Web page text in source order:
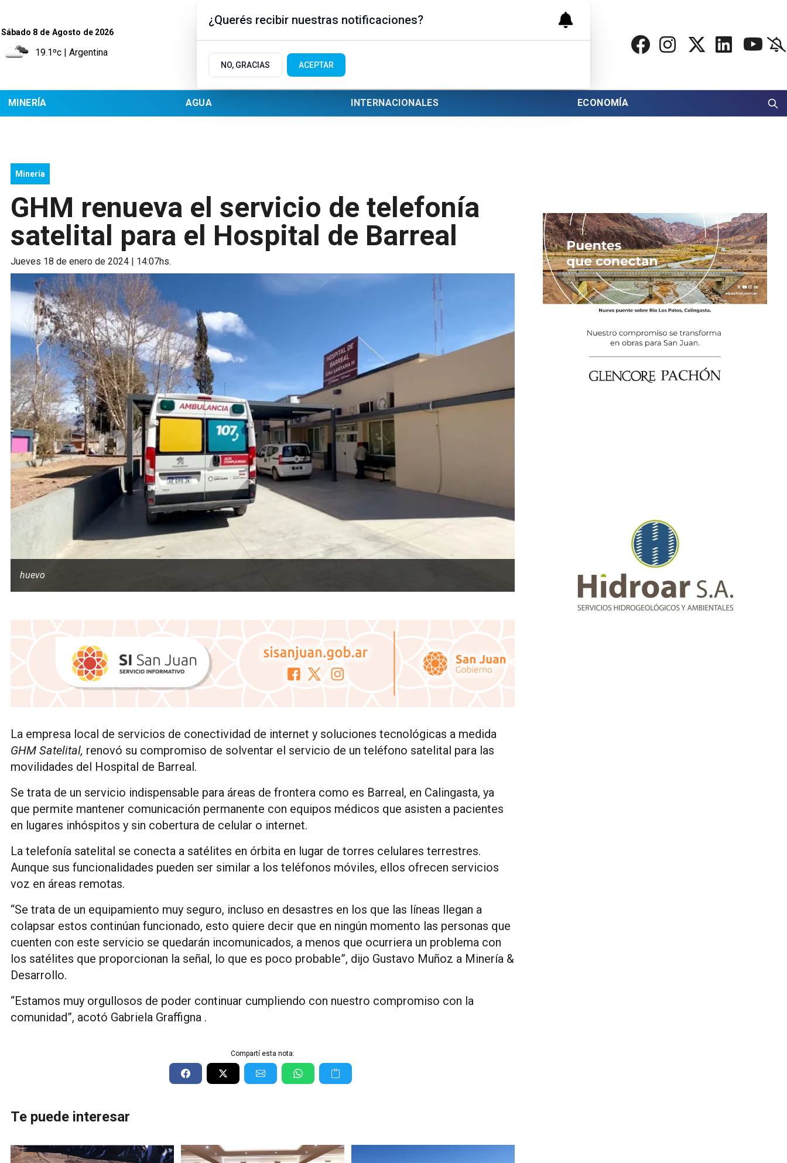
Sábado 8 de Agosto de 2026
19.1ºc | Argentina
MINERÍA AGUA INTERNACIONALES ECONOMÍA
Minería
GHM renueva el servicio de telefonía
satelital para el Hospital de Barreal
jueves 18 de enero de 2024 | 14:07hs.
huevo
La empresa local de servicios de conectividad de internet y soluciones tecnológicas a medida
GHM Satelital, renovó su compromiso de solventar el servicio de un teléfono satelital para las
movilidades del Hospital de Barreal.
Se trata de un servicio indispensable para áreas de frontera como es Barreal, en Calingasta, ya
que permite mantener comunicación permanente con equipos médicos que asisten a pacientes
en lugares inhóspitos y sin cobertura de celular o internet.
La telefonía satelital se conecta a satélites en órbita en lugar de torres celulares terrestres.
Aunque sus funcionalidades pueden ser similar a los teléfonos móviles, ellos ofrecen servicios
voz en áreas remotas.
“Se trata de un equipamiento muy seguro, incluso en desastres en los que las líneas llegan a
colapsar estos continúan funcionado, esto quiere decir que en ningún momento las personas que
cuenten con este servicio se quedarán incomunicados, a menos que ocurriera un problema con
los satélites que proporcionan la señal, lo que es poco probable”, dijo Gustavo Muñoz a Minería &
Desarrollo.
“Estamos muy orgullosos de poder continuar cumpliendo con nuestro compromiso con la
comunidad”, acotó Gabriela Graffigna .
Compartí esta nota:
Te puede interesar
¿Querés recibir nuestras notificaciones?
NO, GRACIAS ACEPTAR